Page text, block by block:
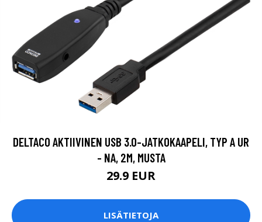
DELTACO AKTIIVINEN USB 3.0-JATKOKAAPELI, TYP A UR
- NA, 2M, MUSTA
29.9 EUR
LISÄTIETOJA